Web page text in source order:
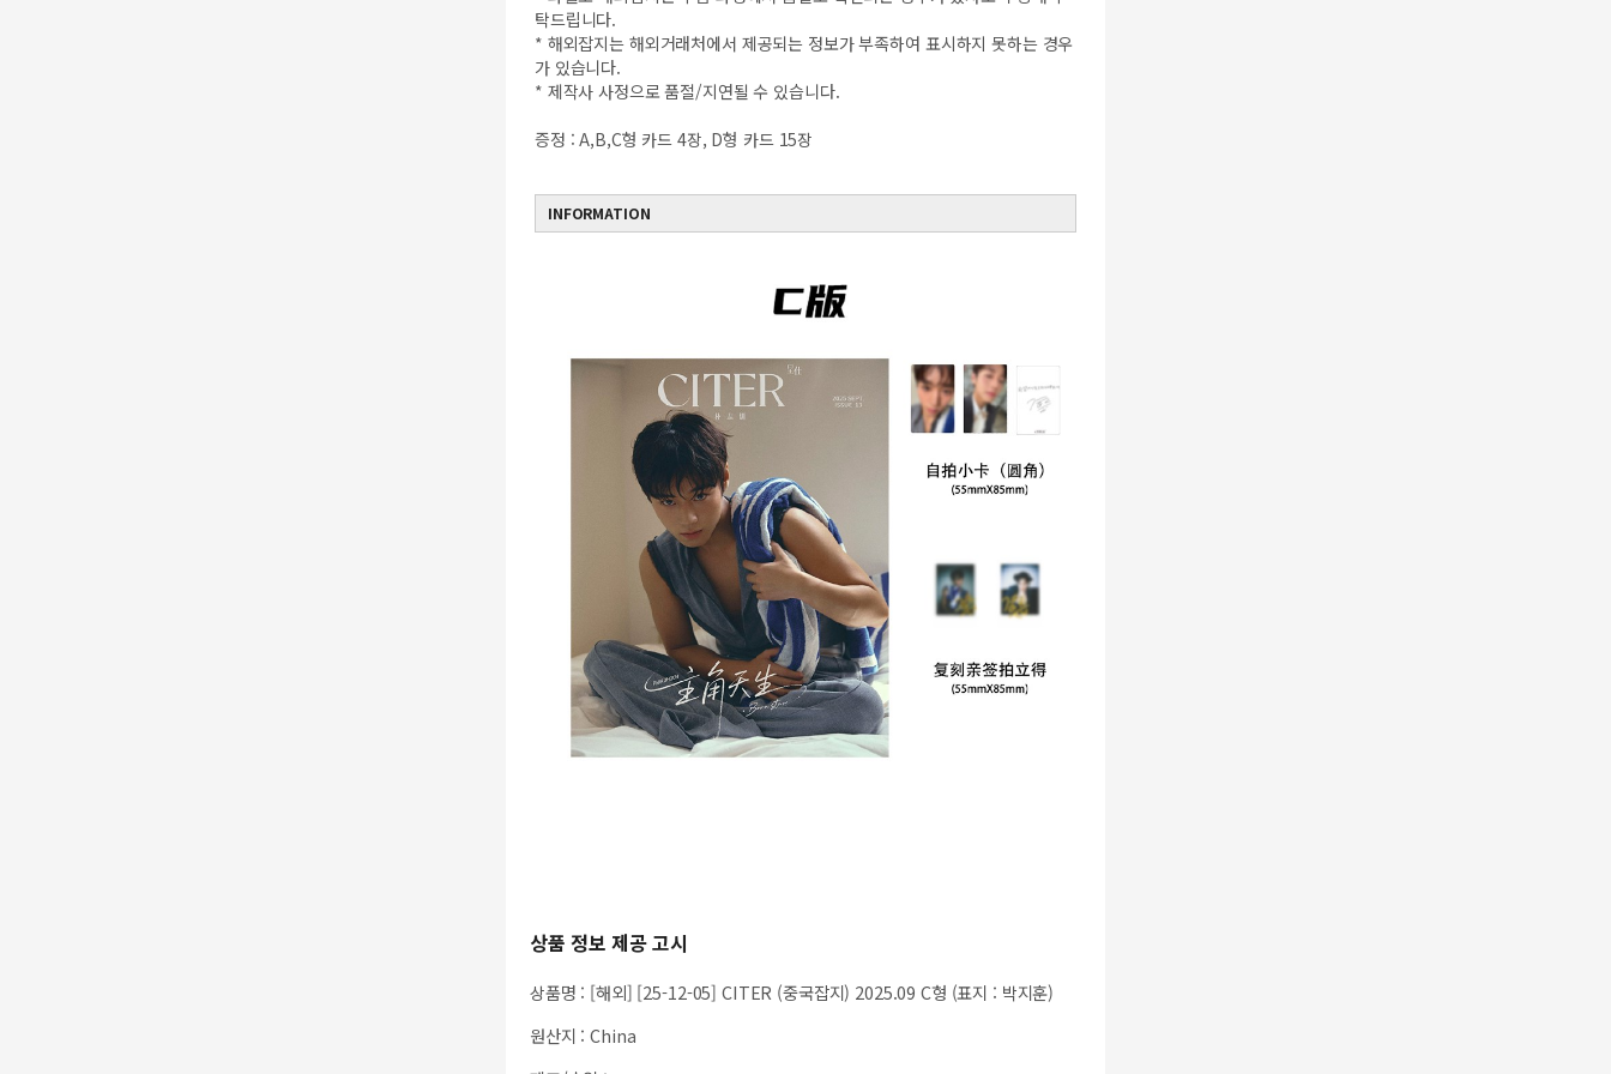
탁드립니다.
* 해외잡지는 해외거래처에서 제공되는 정보가 부족하여 표시하지 못하는 경우
가 있습니다.
* 제작사 사정으로 품절/지연될 수 있습니다.
증정 : A,B,C형 카드 4장, D형 카드 15장
INFORMATION
상품 정보 제공 고시
상품명 : [해외] [25-12-05] CITER (중국잡지) 2025.09 C형 (표지 : 박지훈)
원산지 :China